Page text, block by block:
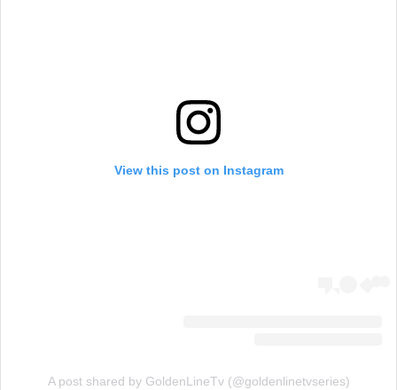
View this post on Instagram
A post shared by GoldenLineTv (@goldenlinetvseries)